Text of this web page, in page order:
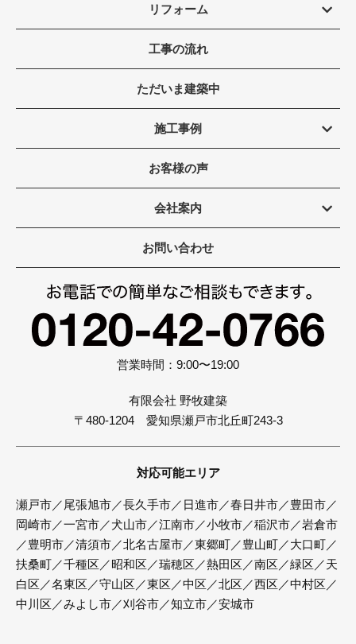
リフォーム
工事の流れ
ただいま建築中
施工事例
お客様の声
会社案内
お問い合わせ
営業時間：9:00〜19:00
有限会社 野牧建築
〒480-1204 愛知県瀬戸市北丘町243-3
対応可能エリア
瀬戸市／尾張旭市／長久手市／日進市／春日井市／豊田市／
岡崎市／一宮市／犬山市／江南市／小牧市／稲沢市／岩倉市
／豊明市／清須市／北名古屋市／東郷町／豊山町／大口町／
扶桑町／千種区／昭和区／瑞穂区／熱田区／南区／緑区／天
白区／名東区／守山区／東区／中区／北区／西区／中村区／
中川区／みよし市／刈谷市／知立市／安城市